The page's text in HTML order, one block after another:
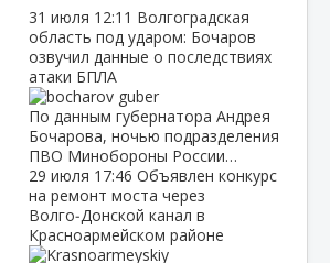
31 июля 12:11 Волгоградская
область под ударом: Бочаров
озвучил данные о последствиях
атаки БПЛА
По данным губернатора Андрея
Бочарова, ночью подразделения
ПВО Минобороны России…
29 июля 17:46 Объявлен конкурс
на ремонт моста через
Волго‑Донской канал в
Красноармейском районе